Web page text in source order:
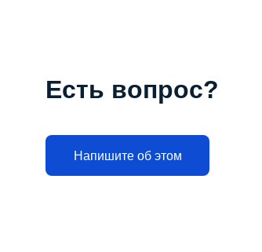
Есть вопрос?
Напишите об этом